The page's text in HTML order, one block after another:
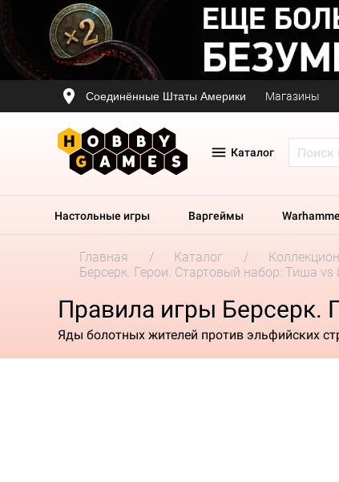
Соединённые Штаты Америки Магазины
Каталог
Настольные игры Варгеймы
Главная Каталог
Берсерк. Герои. Стартовый набор: Тиша vs
Правила игры Берсерк.
Яды болотных жителей против эльфийских